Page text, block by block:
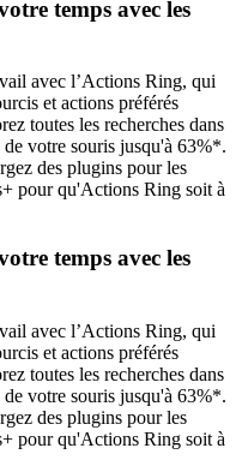
temps avec les
avec l’Actions Ring, qui
et actions préférés
toutes les recherches dans
de votre souris jusqu'à 63%*.
des plugins pour les
pour qu'Actions Ring soit à
temps avec les
avec l’Actions Ring, qui
et actions préférés
toutes les recherches dans
de votre souris jusqu'à 63%*.
des plugins pour les
pour qu'Actions Ring soit à